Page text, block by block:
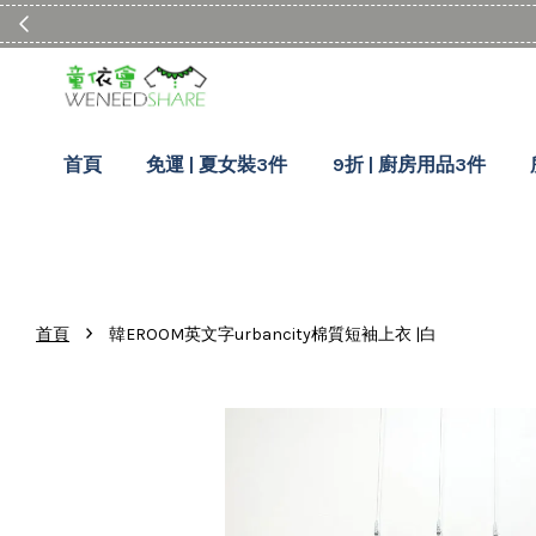
首頁 免運 | 夏女裝3件 9折 | 廚房用品3件
首頁 › 韓EROOM英文字urbancity棉質短袖上衣 |白